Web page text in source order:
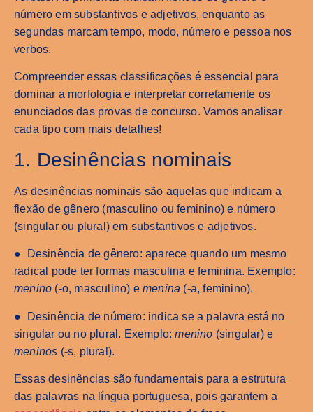
número em substantivos e adjetivos, enquanto as
segundas marcam tempo, modo, número e pessoa nos
verbos.
Compreender essas classificações é essencial para
dominar a morfologia e interpretar corretamente os
enunciados das provas de concurso. Vamos analisar
cada tipo com mais detalhes!
1. Desinências nominais
As desinências nominais são aquelas que indicam a
flexão de gênero (masculino ou feminino) e número
(singular ou plural) em substantivos e adjetivos.
● Desinência de gênero: aparece quando um mesmo
radical pode ter formas masculina e feminina. Exemplo:
menino (-o, masculino) emenina (-a, feminino).
● Desinência de número: indica se a palavra está no
singular ou no plural. Exemplo:menino (singular) e
meninos (-s, plural).
Essas desinências são fundamentais para a estrutura
das palavras na língua portuguesa, pois garantem a